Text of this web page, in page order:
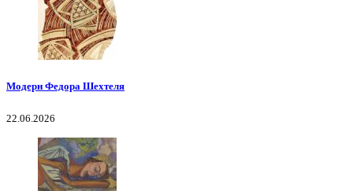
Модерн Федора Шехтеля
22.06.2026